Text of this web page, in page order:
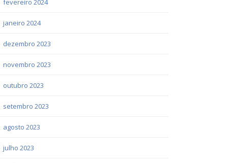
fevereiro 2024
janeiro 2024
dezembro 2023
novembro 2023
outubro 2023
setembro 2023
agosto 2023
julho 2023